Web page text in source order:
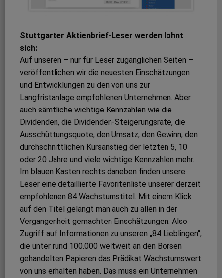
Stuttgarter Aktienbrief-Leser werden lohnt
sich:
Auf unseren – nur für Leser zugänglichen Seiten –
veröffentlichen wir die neuesten Einschätzungen
und Entwicklungen zu den von uns zur
Langfristanlage empfohlenen Unternehmen. Aber
auch sämtliche wichtige Kennzahlen wie die
Dividenden, die Dividenden-Steigerungsrate, die
Ausschüttungsquote, den Umsatz, den Gewinn, den
durchschnittlichen Kursanstieg der letzten 5, 10
oder 20 Jahre und viele wichtige Kennzahlen mehr.
Im blauen Kasten rechts daneben finden unsere
Leser eine detaillierte Favoritenliste unserer derzeit
empfohlenen 84 Wachstumstitel. Mit einem Klick
auf den Titel gelangt man auch zu allen in der
Vergangenheit gemachten Einschätzungen. Also
Zugriff auf Informationen zu unseren „84 Lieblingen“,
die unter rund 100.000 weltweit an den Börsen
gehandelten Papieren das Prädikat Wachstumswert
von uns erhalten haben. Das muss ein Unternehmen